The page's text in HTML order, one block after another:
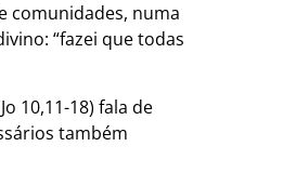
comunidades, numa
“fazei que todas
10,11-18) fala de
também